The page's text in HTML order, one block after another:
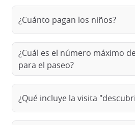
¿Cuánto pagan los niños?
¿Cuál es el número máximo
para el paseo?
¿Qué incluye la visita